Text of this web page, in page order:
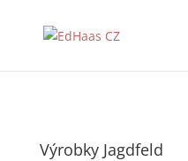
Výrobky Jagdfeld